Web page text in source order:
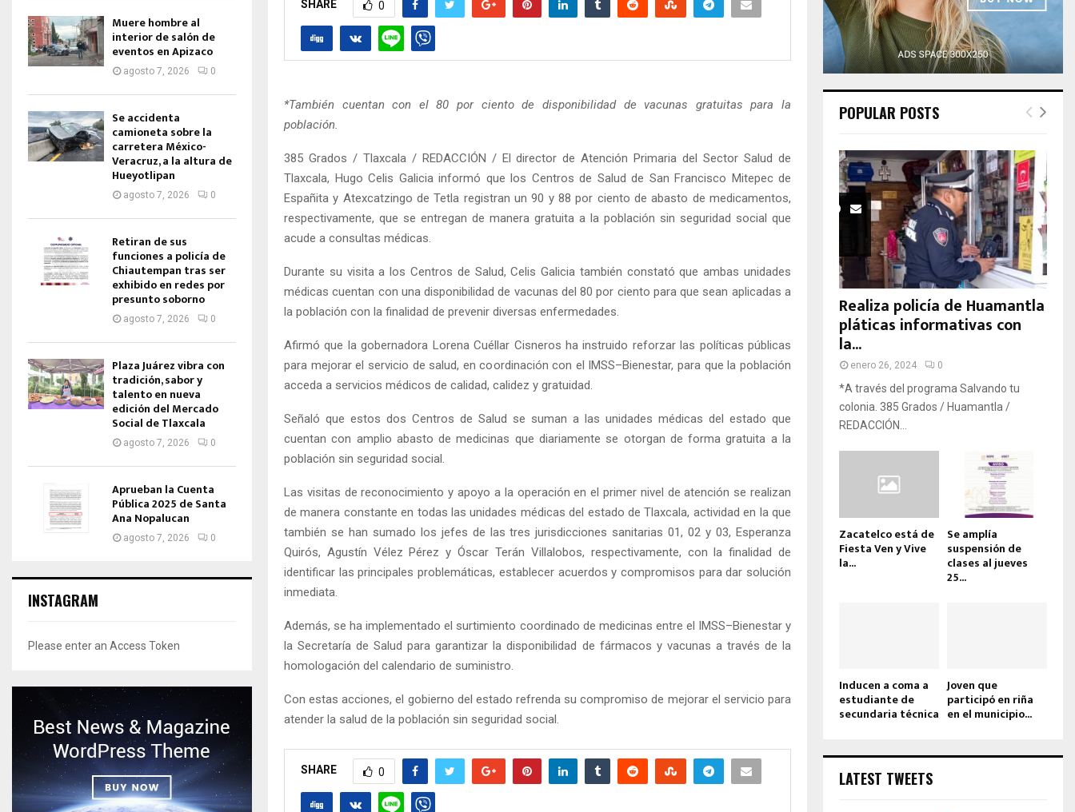
SHARE 0
*También cuentan con el 80 por ciento de disponibilidad de vacunas gratuitas para la
población.
385 Grados / Tlaxcala / REDACCIÓN / El director de Atención Primaria del Sector Salud de
Tlaxcala, Hugo Celis Galicia informó que los Centros de Salud de San Francisco Mitepec de
Españita y Atexcatzingo de Tetla registran un 90 y 88 por ciento de abasto de medicamentos,
respectivamente, que se entregan de manera gratuita a la población sin seguridad social que
acude a consultas médicas.
Durante su visita a los Centros de Salud, Celis Galicia también constató que ambas unidades
médicas cuentan con una disponibilidad de vacunas del 80 por ciento para que sean aplicadas a
la población con la finalidad de prevenir diversas enfermedades.
Afirmó que la gobernadora Lorena Cuéllar Cisneros ha instruido reforzar las políticas públicas
para mejorar el servicio de salud, en coordinación con el IMSS–Bienestar, para que la población
acceda a servicios médicos de calidad, calidez y gratuidad.
Señaló que estos dos Centros de Salud se suman a las unidades médicas del estado que
cuentan con amplio abasto de medicinas que diariamente se otorgan de forma gratuita a la
población sin seguridad social.
Las visitas de reconocimiento y apoyo a la operación en el primer nivel de atención se realizan
de manera constante en todas las unidades médicas del estado de Tlaxcala, actividad en la que
también se han sumado los jefes de las tres jurisdicciones sanitarias 01, 02 y 03, Esperanza
Quirós, Agustín Vélez Pérez y Óscar Terán Villalobos, respectivamente, con la finalidad de
identificar las principales problemáticas, establecer acuerdos y compromisos para dar solución
inmediata.
Además, se ha implementado el surtimiento coordinado de medicinas entre el IMSS–Bienestar y
la Secretaría de Salud para garantizar la disponibilidad de fármacos y vacunas a través de la
homologación del calendario de suministro.
Con estas acciones, el gobierno del estado refrenda su compromiso de mejorar el servicio para
atender la salud de la población sin seguridad social.
SHARE 0
Muere hombre al
interior de salón de
eventos en Apizaco
agosto 7, 2026 0
Se accidenta
camioneta sobre la
carretera México-
Veracruz, a la altura de
Hueyotlipan
agosto 7, 2026 0
Retiran de sus
funciones a policía de
Chiautempan tras ser
exhibido en redes por
presunto soborno
agosto 7, 2026 0
Plaza Juárez vibra con
tradición, sabor y
talento en nueva
edición del Mercado
Social de Tlaxcala
agosto 7, 2026 0
Aprueban la Cuenta
Pública 2025 de Santa
Ana Nopalucan
agosto 7, 2026 0
INSTAGRAM
Please enter an Access Token
POPULAR POSTS
Realiza policía de Huamantla
pláticas informativas con
la...
enero 26, 2024 0
*A través del programa Salvando tu
colonia. 385 Grados / Huamantla /
REDACCIÓN...
Zacatelco está de
Fiesta Ven y Vive
la...
Se amplía
suspensión de
clases al jueves
25...
Inducen a coma a
estudiante de
secundaria técnica
Joven que
participó en riña
en el municipio...
LATEST TWEETS